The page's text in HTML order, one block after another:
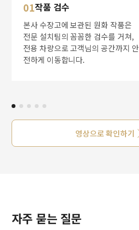
01작품 검수
본사 수장고에 보관된 원화 작품은
전문 설치팀의 꼼꼼한 검수를 거쳐,
전용 차량으로 고객님의 공간까지 안
전하게 이동합니다.
영상으로 확인하기
자주 묻는 질문